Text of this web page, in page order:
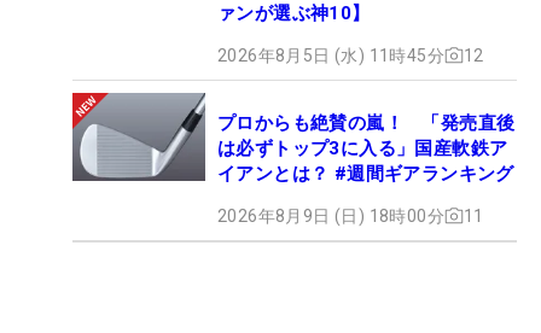
ァンが選ぶ神10】
2026年8月5日 (水) 11時45分 12
プロからも絶賛の嵐！ 「発売直後
は必ずトップ3に入る」国産軟鉄ア
イアンとは？ #週間ギアランキング
2026年8月9日 (日) 18時00分 11